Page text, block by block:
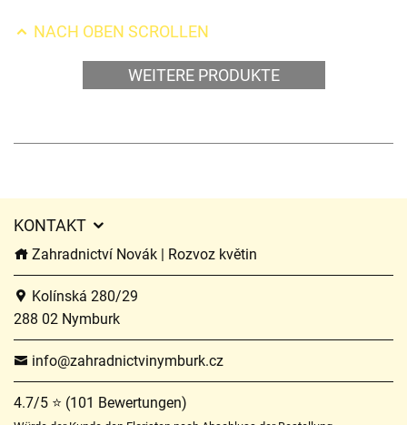
NACH OBEN SCROLLEN
WEITERE PRODUKTE
KONTAKT
Zahradnictví Novák | Rozvoz květin
Kolínská 280/29
288 02 Nymburk
info@zahradnictvinymburk.cz
4.7/5 ⭐ (101 Bewertungen)